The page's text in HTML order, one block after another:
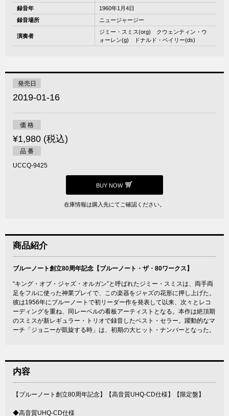
録音年
1960年1月4日
録音場所
ニュージャージー
演奏者
ジミー・スミス(org) クウェンティン・ウ
ォーレン(g) ドナルド・ベイリー(ds)
発売日
2019-01-16
価 格
¥1,980 (税込)
品 番
UCCQ-9425
BUY NOW
在庫情報は購入先にてご確認ください。
商品紹介
ブルーノート創立80周年記念【ブルーノート・ザ・80ワークス】
“キング・オブ・ジャズ・オルガン”と呼ばれたジミー・スミスは、両手両
足をフルに使った神業プレイで、この楽器をジャズの花形に押し上げた。
彼は1956年にブルーノートで初リーダー作を発表して以来、次々とレコ
ーディングを重ね、同レーベルの看板アーティストとなる。本作は絶頂期
のスミスが新レギュラー・トリオで録音したベスト・セラー。躍動的なマ
ーチ「ジョニーが凱旋する時」は、初期の大ヒット・ナンバーとなった。
内容
【ブルーノート創立80周年記念】【高音質UHQ-CD仕様】【限定盤】
◆高音質UHQ-CD仕様